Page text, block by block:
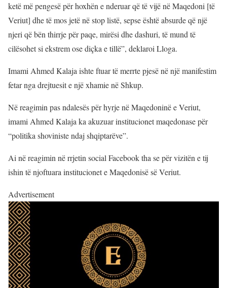
ketë më pengesë për hoxhën e nderuar që të vijë në Maqedoni [të
Veriut] dhe të mos jetë në stop listë, sepse është absurde që një
njeri që bën thirrje për paqe, mirësi dhe dashuri, të mund të
cilësohet si ekstrem ose diçka e tillë”, deklaroi Lloga.
Imami Ahmed Kalaja ishte ftuar të merrte pjesë në një manifestim
fetar nga drejtuesit e një xhamie në Shkup.
Në reagimin pas ndalesës për hyrje në Maqedoninë e Veriut,
imami Ahmed Kalaja ka akuzuar institucionet maqedonase për
“politika shoviniste ndaj shqiptarëve”.
Ai në reagimin në rrjetin social Facebook tha se për vizitën e tij
ishin të njoftuara institucionet e Maqedonisë së Veriut.
Advertisement